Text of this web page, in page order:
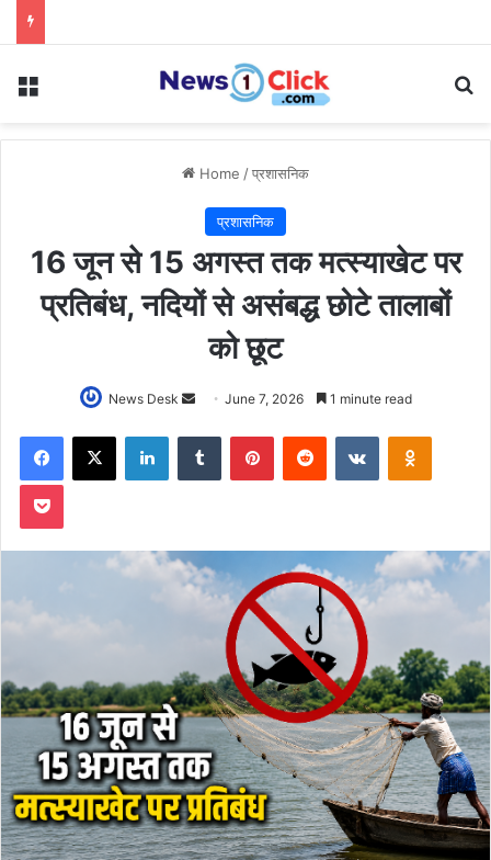
Menu
Home /प्रशासनिक
प्रशासनिक
16 जून से 15 अगस्त तक मत्स्याखेट पर
प्रतिबंध, नदियों से असंबद्ध छोटे तालाबों
को छूट
News Desk
Send
email
June 7, 2026 1 minute read
Facebook
X LinkedInTumblr PinterestReddit VKontakte
Pocket